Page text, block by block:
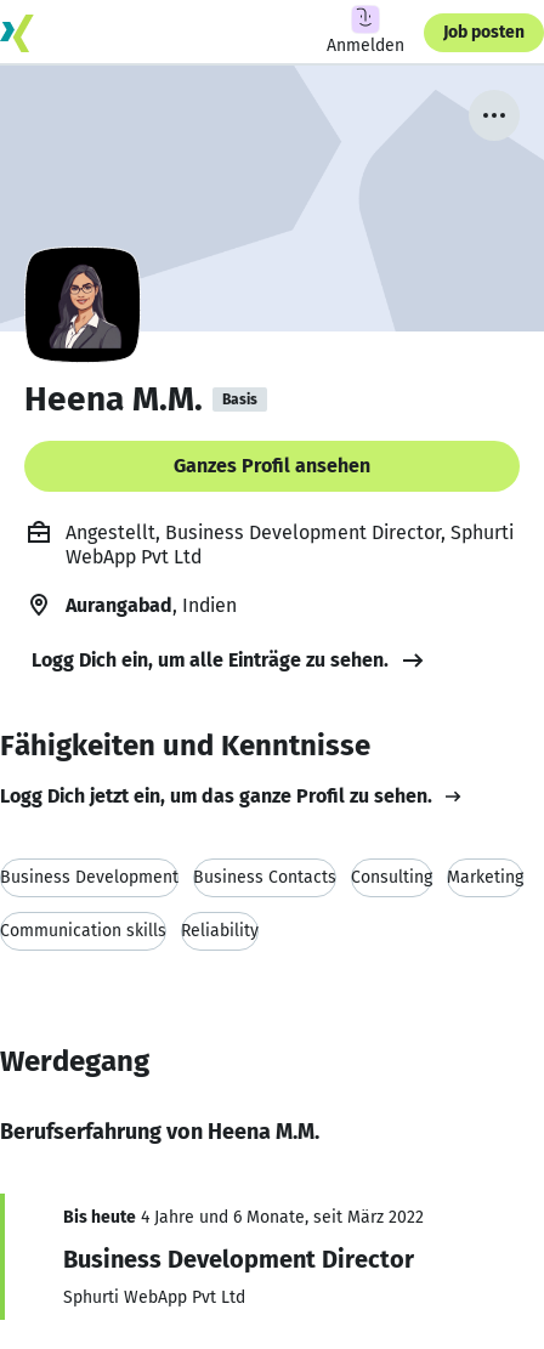
Anmelden
Job posten
Heena M.M. Basis
Ganzes Profil ansehen
Angestellt, Business Development Director, Sphurti
WebApp Pvt Ltd
Aurangabad, Indien
Logg Dich ein, um alle Einträge zu sehen.
Fähigkeiten und Kenntnisse
Logg Dich jetzt ein, um das ganze Profil zu sehen.
Business Development Business Contacts Consulting Marketing
Communication skills Reliability
Werdegang
Berufserfahrung von Heena M.M.
Bis heute 4 Jahre und 6 Monate, seit März 2022
Business Development Director
Sphurti WebApp Pvt Ltd